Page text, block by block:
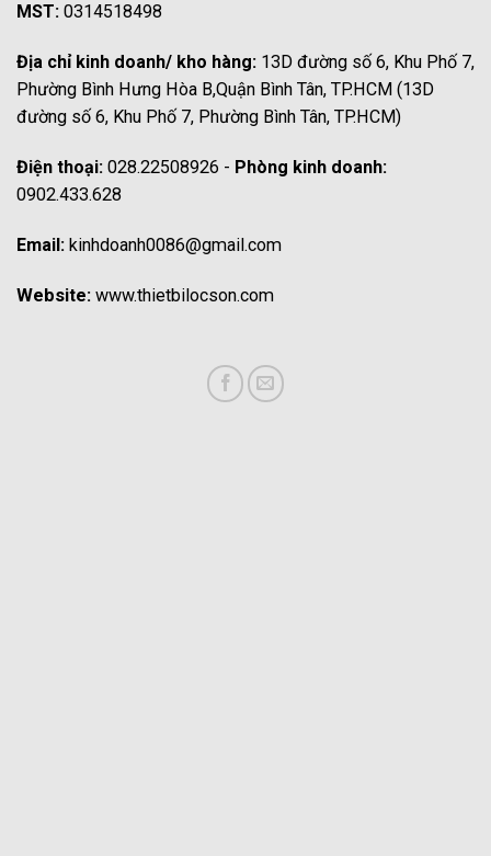
MST: 0314518498
Địa chỉ kinh doanh/ kho hàng: 13D đường số 6, Khu Phố 7,
Phường Bình Hưng Hòa B,Quận Bình Tân, TP.HCM (13D
đường số 6, Khu Phố 7, Phường Bình Tân, TP.HCM)
Điện thoại: 028.22508926 - Phòng kinh doanh:
0902.433.628
Email: kinhdoanh0086@gmail.com
Website: www.thietbilocson.com